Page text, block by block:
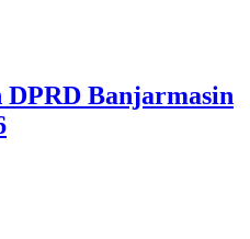
DPRD Banjarmasin